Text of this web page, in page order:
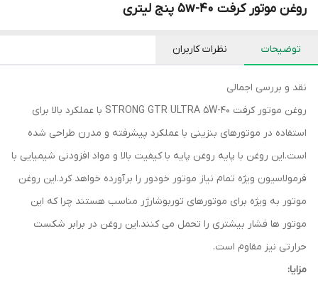
روغن موتور کرفت 5w-40 پنج لیتری
توضیحات نظرات کاربران
نقد و بررسی اجمالی
روغن موتور کرفت STRONG GTR ULTRA 5W-40 با عملکرد بالا برای
استفاده در موتورهای بنزینی با عملکرد پیشرفته و مدرن طراحی شده
است.این روغن با پایه روغن پایه با کیفیت بالا و مواد افزودنی شیمیایی با
فرمولاسیون ویژه تمام نیاز موتور خودور را برآورده خواهد کرد.این روغن
موتور به ویژه برای موتورهای توربوشارژر مناسب هستند چرا که این
موتور ها فشار بیشتری را تحمل می کنند.این روغن در برابر شکست
حرارتی نیز مقاوم است.
مزایا: